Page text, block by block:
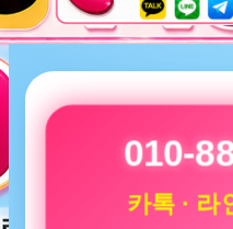
010-
카톡 · 라